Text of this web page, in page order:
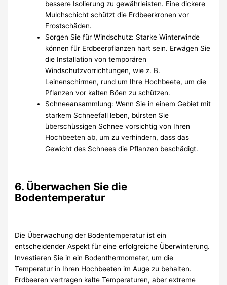
bessere Isolierung zu gewährleisten. Eine dickere
Mulchschicht schützt die Erdbeerkronen vor
Frostschäden.
Sorgen Sie für Windschutz: Starke Winterwinde
können für Erdbeerpflanzen hart sein. Erwägen Sie
die Installation von temporären
Windschutzvorrichtungen, wie z. B.
Leinenschirmen, rund um Ihre Hochbeete, um die
Pflanzen vor kalten Böen zu schützen.
Schneeansammlung: Wenn Sie in einem Gebiet mit
starkem Schneefall leben, bürsten Sie
überschüssigen Schnee vorsichtig von Ihren
Hochbeeten ab, um zu verhindern, dass das
Gewicht des Schnees die Pflanzen beschädigt.
6. Überwachen Sie die
Bodentemperatur
Die Überwachung der Bodentemperatur ist ein
entscheidender Aspekt für eine erfolgreiche Überwinterung.
Investieren Sie in ein Bodenthermometer, um die
Temperatur in Ihren Hochbeeten im Auge zu behalten.
Erdbeeren vertragen kalte Temperaturen, aber extreme